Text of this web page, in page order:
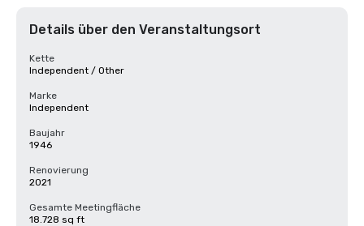
Details über den Veranstaltungsort
Kette
Independent / Other
Marke
Independent
Baujahr
1946
Renovierung
2021
Gesamte Meetingfläche
18.728 sq ft